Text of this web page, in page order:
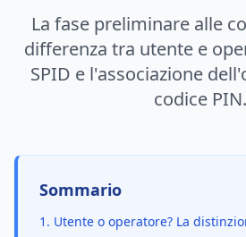
La fase preliminare alle
differenza tra utente e
SPID e l'associazione
codice PIN.
Sommario
1. Utente o operatore? La